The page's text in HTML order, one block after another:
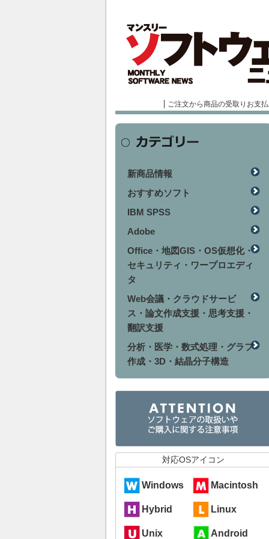
ご注文から商品の受取りお支
新商品情報
おすすめソフト
IBM SPSS
Adobe
Office・地図GIS・OS仮想化・
セキュリティ・ワープロエディ
タ
Web会議・クラウドサービ
ス・論文作成支援・思考支援・
翻訳支援
分析・医学・数式処理・グラフ
作成・3D・結晶分子構造
対応OSアイコン
Windows Macintosh
Hybrid Linux
Unix Android